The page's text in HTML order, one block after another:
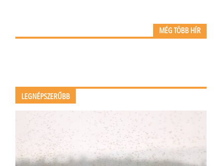
MÉG TÖBB HÍR
LEGNÉPSZERŰBB